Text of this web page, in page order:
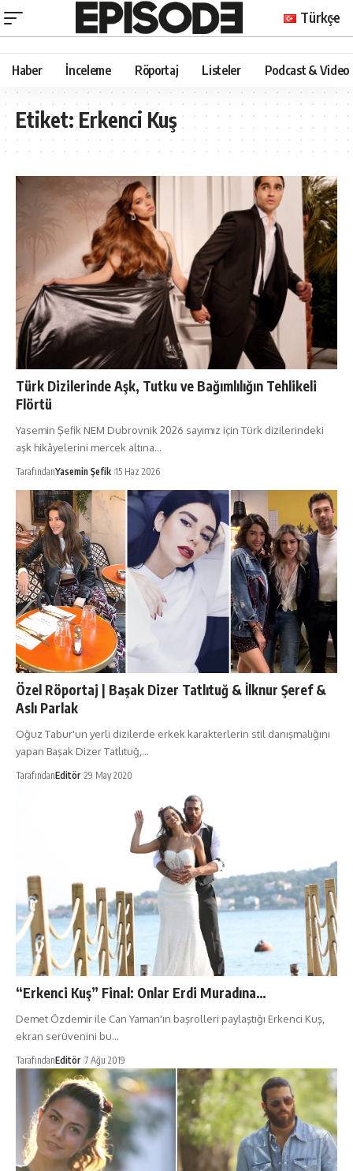
Türkçe
Haber İnceleme Röportaj Listeler Podcast & Video
Etiket:Erkenci Kuş
Türk Dizilerinde Aşk, Tutku ve Bağımlılığın Tehlikeli
Flörtü
Yasemin Şefik NEM Dubrovnik 2026 sayımız için Türk dizilerindeki
aşk hikâyelerini mercek altına…
TarafındanYasemin Şefik 15 Haz 2026
Özel Röportaj | Başak Dizer Tatlıtuğ & İlknur Şeref &
Aslı Parlak
Oğuz Tabur'un yerli dizilerde erkek karakterlerin stil danışmalığını
yapan Başak Dizer Tatlıtuğ,…
TarafındanEditör 29 May 2020
“Erkenci Kuş” Final: Onlar Erdi Muradına…
Demet Özdemir ile Can Yaman'ın başrolleri paylaştığı Erkenci Kuş,
ekran serüvenini bu…
TarafındanEditör 7 Ağu 2019